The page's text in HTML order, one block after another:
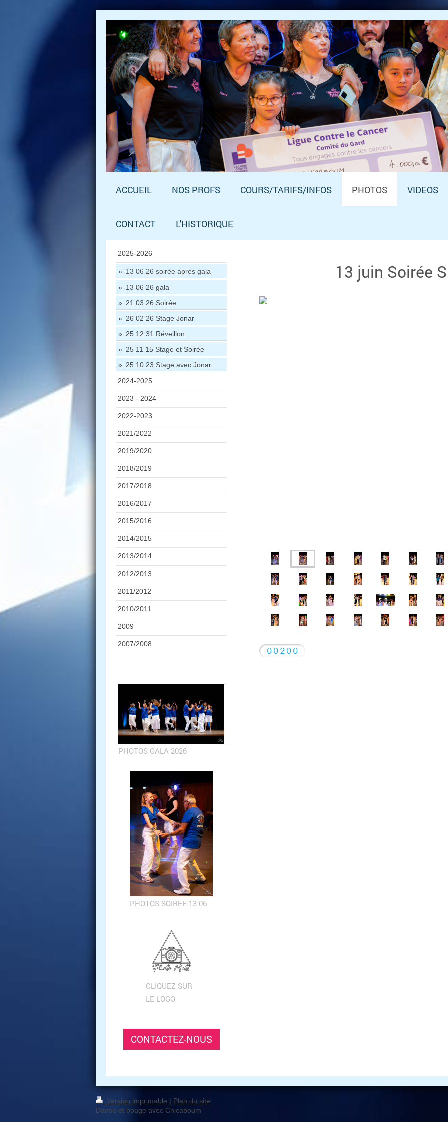
ACCUEIL NOS PROFS COURS/TARIFS/INFOS PHOTOS VIDEOS
CONTACT L'HISTORIQUE
13 juin Soirée
2025-2026
13 06 26 soirée après gala
13 06 26 gala
21 03 26 Soirée
26 02 26 Stage Jonar
25 12 31 Réveillon
25 11 15 Stage et Soirée
25 10 23 Stage avec Jonar
2024-2025
2023 - 2024
2022-2023
2021/2022
2019/2020
2018/2019
2017/2018
2016/2017
2015/2016
2014/2015
2013/2014
2012/2013
2011/2012
2010/2011
2009
2007/2008
PHOTOS GALA 2026
PHOTOS SOIREE 13 06
CLIQUEZ SUR
LE LOGO
CONTACTEZ-NOUS
Version imprimable | Plan du site
Danse et bouge avec Chicaboum